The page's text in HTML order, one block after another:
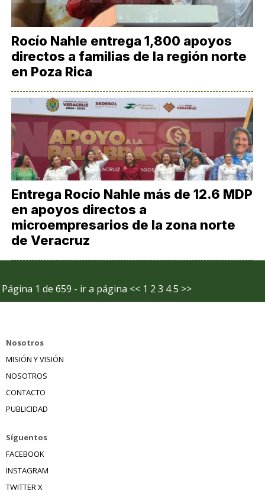
Rocío Nahle entrega 1,800 apoyos
directos a familias de la región norte
en Poza Rica
Entrega Rocío Nahle más de 12.6 MDP
en apoyos directos a
microempresarios de la zona norte
de Veracruz
Página 1 de 659 - ir a página << 1 2 3 45 >>
Nosotros
MISIÓN Y VISIÓN
NOSOTROS
CONTACTO
PUBLICIDAD
Síguentos
FACEBOOK
INSTAGRAM
TWITTER X